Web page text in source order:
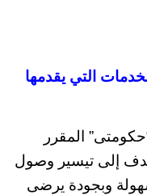
التي يقدمها
المقرر
إلى تيسير وصول
وبجودة يرضى